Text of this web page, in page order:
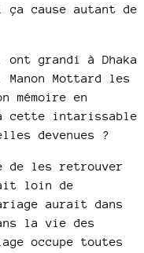
ça cause autant de
grandi à Dhaka
Mottard les
mémoire en
cette intarissable
devenues ?
de les retrouver
loin de
aurait dans
la vie des
occupe toutes